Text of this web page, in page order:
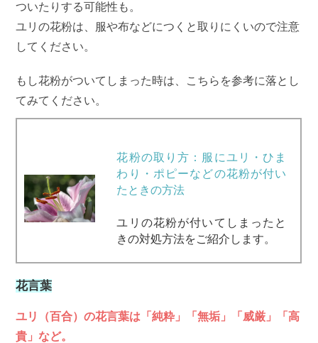
ついたりする可能性も。
ユリの花粉は、服や布などにつくと取りにくいので注意
してください。
もし花粉がついてしまった時は、こちらを参考に落とし
てみてください。
花粉の取り方：服にユリ・ひま
わり・ポピーなどの花粉が付い
たときの方法
ユリの花粉が付いてしまったと
きの対処方法をご紹介します。
花言葉
ユリ（百合）の花言葉は「純粋」「無垢」「威厳」「高
貴」など。